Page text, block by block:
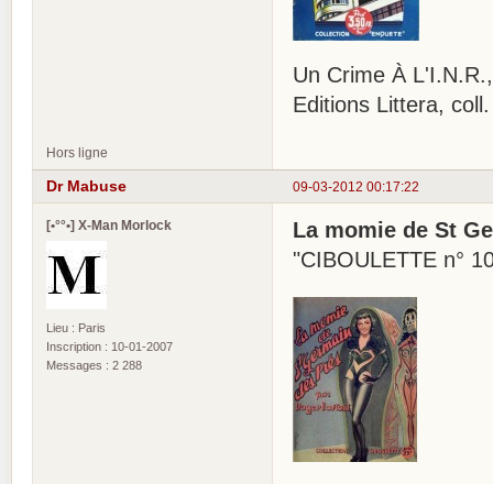
Un Crime À
Editions Littera,
Hors ligne
09-03-2012 00:17:22
Dr Mabuse
[•°°•] X-Man Morlock
Lieu : Paris
Inscription : 10-01-2007
Messages : 2 288
La momie de St
"CIBOULETTE n°